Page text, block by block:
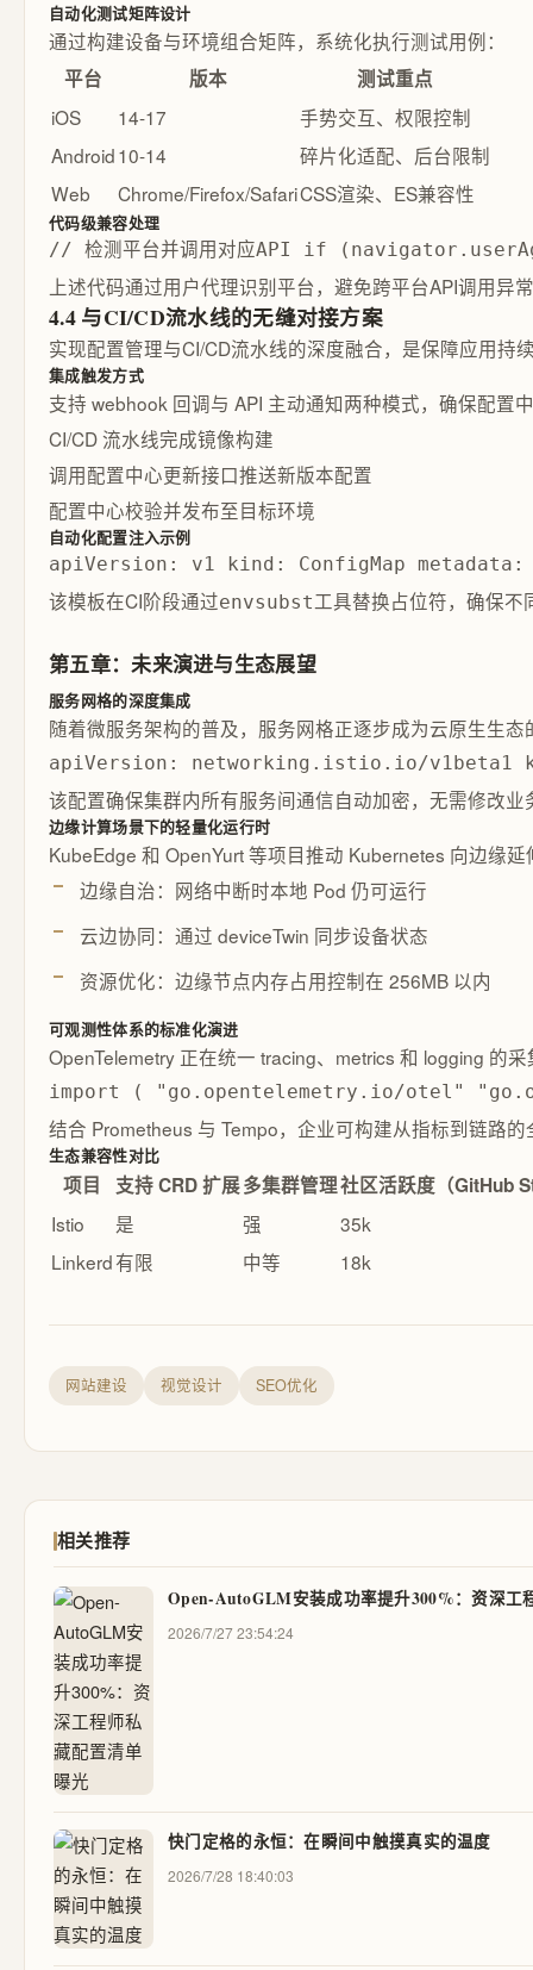
自动化测试矩阵设计
通过构建设备与环境组合矩阵，系统化执行测试用例：
平台
版本
测试重点
iOS
14-17
手势交互、权限控制
Android10-14
碎片化适配、后台限制
Web
Chrome/Firefox/SafariCSS渲染、ES兼容性
代码级兼容处理
// 检测平台并调用对应API if
上述代码通过用户代理识别平台，避免跨平台API调用异
4.4 与CI/CD流水线的无缝对接方案
实现配置管理与CI/CD流水线的深度融合，是保障应用
集成触发方式
支持 webhook 回调与 API 主动通知两种模式，确保配置
CI/CD 流水线完成镜像构建
调用配置中心更新接口推送新版本配置
配置中心校验并发布至目标环境
自动化配置注入示例
apiVersion: v1 kind: ConfigMap metadata:
该模板在CI阶段通过envsubst工具替换占位符，确保不
第五章：未来演进与生态展望
服务网格的深度集成
随着微服务架构的普及，服务网格正逐步成为云原生生
apiVersion: networking.istio.io/v1beta1
该配置确保集群内所有服务间通信自动加密，无需修改业
边缘计算场景下的轻量化运行时
KubeEdge 和 OpenYurt 等项目推动 Kubernetes 向边缘
边缘自治：网络中断时本地 Pod 仍可运行
云边协同：通过 deviceTwin 同步设备状态
资源优化：边缘节点内存占用控制在 256MB 以内
可观测性体系的标准化演进
OpenTelemetry 正在统一 tracing、metrics 和 logging 的
import ( "go.opentelemetry.io/otel"
结合 Prometheus 与 Tempo，企业可构建从指标到链路
生态兼容性对比
项目 支持 CRD 扩展多集群管理社区活跃度（GitHub
Istio
是 强
35k
Linkerd有限 中等 18k
网站建设 视觉设计 SEO优化
相关推荐
Open-AutoGLM安装成功率提升300%：资深工
2026/7/27 23:54:24
快门定格的永恒：在瞬间中触摸真实的温度
2026/7/28 18:40:03